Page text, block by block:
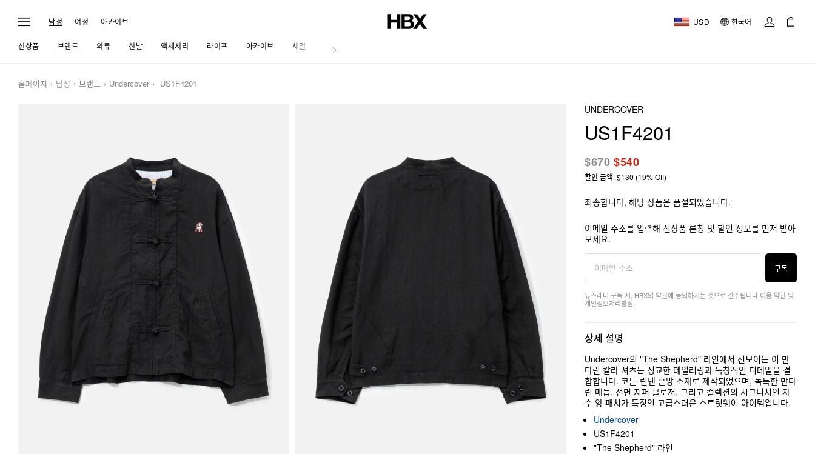
남성 여성 아카이브 USD 한국어
신상품 브랜드 의류 신발 액세서리 라이프 아카이브 세일 저널
홈페이지 남성 브랜드 Undercover US1F4201
UNDERCOVER
US1F4201
$670$540
할인 금액: $130 (19% Off)
죄송합니다, 해당 상품은 품절되었습니다.
이메일 주소를 입력해 신상품 론칭 및 할인 정보를 먼저 받아
보세요.
구독
뉴스레터 구독 시, HBX의 약관에 동의하시는 것으로 간주됩니다. 이용 약관 및
개인정보처리방침
상세 설명
Undercover의 "The Shepherd" 라인에서 선보이는 이 만
다린 칼라 셔츠는 정교한 테일러링과 독창적인 디테일을 결
합합니다. 코튼-린넨 혼방 소재로 제작되었으며, 독특한 만다
린 매듭, 전면 지퍼 클로저, 그리고 컬렉션의 시그니처인 자
수 양 패치가 특징인 고급스러운 스트릿웨어 아이템입니다.
Undercover
US1F4201
"The Shepherd" 라인